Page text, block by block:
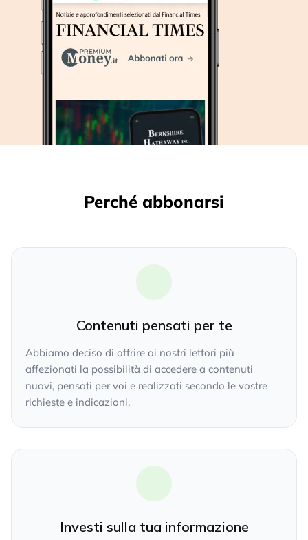
Perché abbonarsi
Contenuti pensati per te
Abbiamo deciso di offrire ai nostri lettori più
affezionati la possibilità di accedere a contenuti
nuovi, pensati per voi e realizzati secondo le vostre
richieste e indicazioni.
Investi sulla tua informazione